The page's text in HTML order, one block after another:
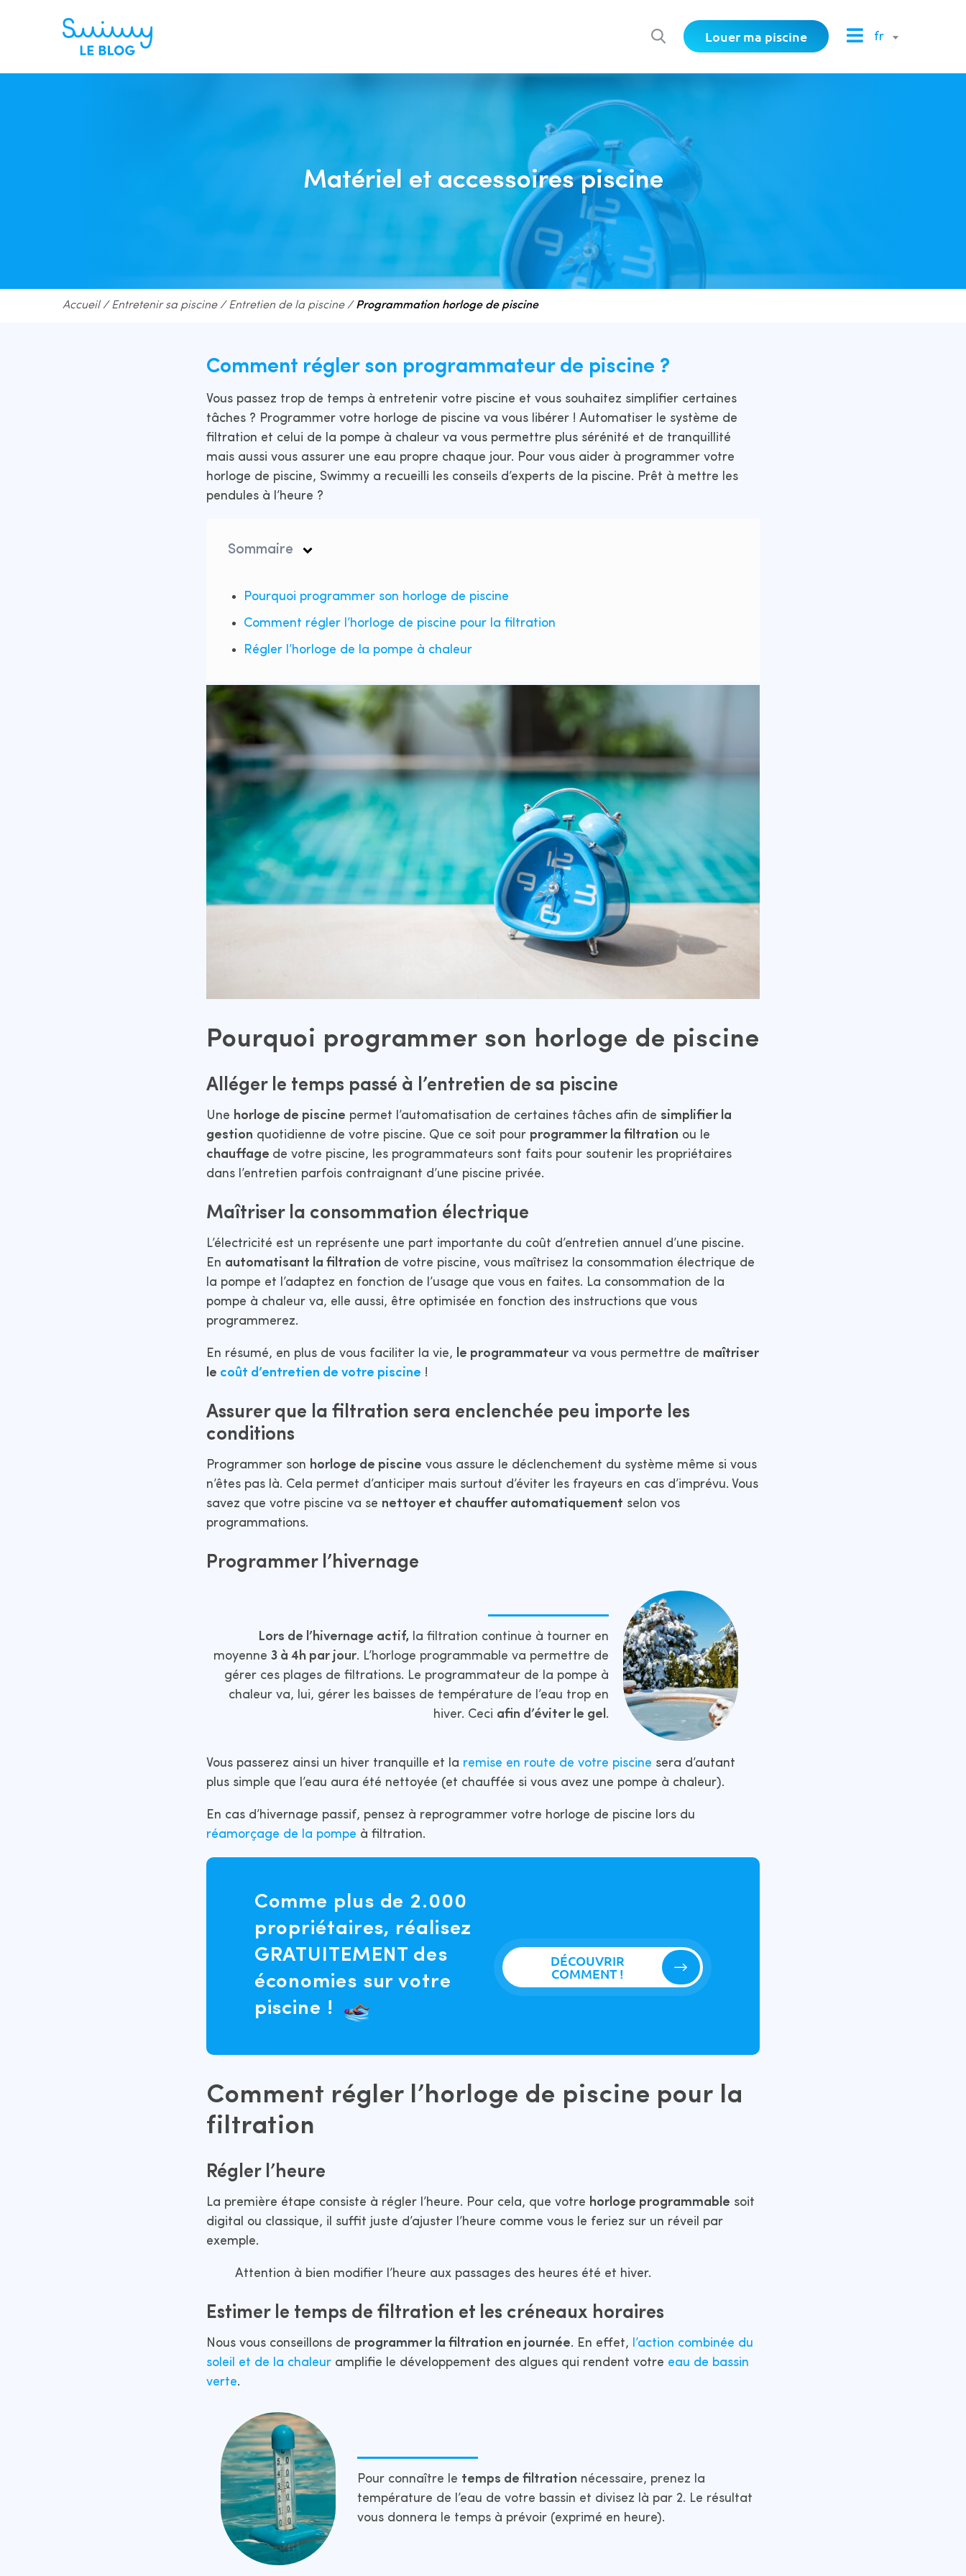
Louer ma piscine fr
Matériel et accessoires piscine
Accueil/ Entretenir sa piscine/ Entretien de la piscine/ Programmation horloge de piscine
Comment régler son programmateur de piscine ?
Vous passez trop de temps à entretenir votre piscine et vous souhaitez simplifier certaines
tâches ? Programmer votre horloge de piscine va vous libérer ! Automatiser le système de
filtration et celui de la pompe à chaleur va vous permettre plus sérénité et de tranquillité
mais aussi vous assurer une eau propre chaque jour. Pour vous aider à programmer votre
horloge de piscine, Swimmy a recueilli les conseils d’experts de la piscine. Prêt à mettre les
pendules à l’heure ?
Sommaire
Pourquoi programmer son horloge de piscine
Comment régler l’horloge de piscine pour la filtration
Régler l’horloge de la pompe à chaleur
Pourquoi programmer son horloge de piscine
Alléger le temps passé à l’entretien de sa piscine
Une horloge de piscine permet l’automatisation de certaines tâches afin de simplifier la
gestion quotidienne de votre piscine. Que ce soit pour programmer la filtration ou le
chauffage de votre piscine, les programmateurs sont faits pour soutenir les propriétaires
dans l’entretien parfois contraignant d’une piscine privée.
Maîtriser la consommation électrique
L’électricité est un représente une part importante du coût d’entretien annuel d’une piscine.
En automatisant la filtration de votre piscine, vous maîtrisez la consommation électrique de
la pompe et l’adaptez en fonction de l’usage que vous en faites. La consommation de la
pompe à chaleur va, elle aussi, être optimisée en fonction des instructions que vous
programmerez.
En résumé, en plus de vous faciliter la vie, le programmateur va vous permettre de maîtriser
le coût d’entretien de votre piscine !
Assurer que la filtration sera enclenchée peu importe les
conditions
Programmer son horloge de piscine vous assure le déclenchement du système même si vous
n’êtes pas là. Cela permet d’anticiper mais surtout d’éviter les frayeurs en cas d’imprévu. Vous
savez que votre piscine va se nettoyer et chauffer automatiquement selon vos
programmations.
Programmer l’hivernage
Lors de l’hivernage actif, la filtration continue à tourner en
moyenne 3 à 4h par jour. L’horloge programmable va permettre de
gérer ces plages de filtrations. Le programmateur de la pompe à
chaleur va, lui, gérer les baisses de température de l’eau trop en
hiver. Ceci afin d’éviter le gel.
Vous passerez ainsi un hiver tranquille et la remise en route de votre piscine sera d’autant
plus simple que l’eau aura été nettoyée (et chauffée si vous avez une pompe à chaleur).
En cas d’hivernage passif, pensez à reprogrammer votre horloge de piscine lors du
réamorçage de la pompe à filtration.
Comme plus de 2.000
propriétaires, réalisez
GRATUITEMENT des
économies sur votre
piscine !
DÉCOUVRIR
COMMENT !
Comment régler l’horloge de piscine pour la
filtration
Régler l’heure
La première étape consiste à régler l’heure. Pour cela, que votre horloge programmable soit
digital ou classique, il suffit juste d’ajuster l’heure comme vous le feriez sur un réveil par
exemple.
Attention à bien modifier l’heure aux passages des heures été et hiver.
Estimer le temps de filtration et les créneaux horaires
Nous vous conseillons de programmer la filtration en journée. En effet, l’action combinée du
soleil et de la chaleur amplifie le développement des algues qui rendent votre eau de bassin
verte.
Pour connaître le temps de filtration nécessaire, prenez la
température de l’eau de votre bassin et divisez là par 2. Le résultat
vous donnera le temps à prévoir (exprimé en heure).